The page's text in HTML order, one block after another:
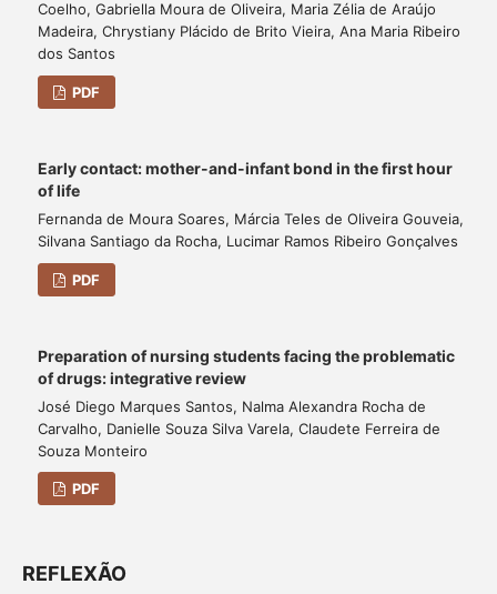
Coelho, Gabriella Moura de Oliveira, Maria Zélia de Araújo
Madeira, Chrystiany Plácido de Brito Vieira, Ana Maria Ribeiro
dos Santos
PDF
Early contact: mother-and-infant bond in the first hour
of life
Fernanda de Moura Soares, Márcia Teles de Oliveira Gouveia,
Silvana Santiago da Rocha, Lucimar Ramos Ribeiro Gonçalves
PDF
Preparation of nursing students facing the problematic
of drugs: integrative review
José Diego Marques Santos, Nalma Alexandra Rocha de
Carvalho, Danielle Souza Silva Varela, Claudete Ferreira de
Souza Monteiro
PDF
REFLEXÃO